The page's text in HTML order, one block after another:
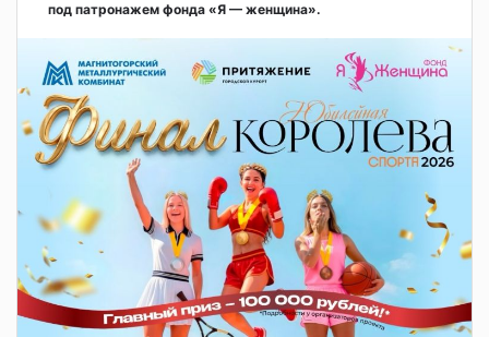
под патронажем фонда «Я — женщина».